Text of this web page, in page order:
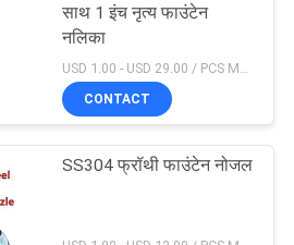
साथ 1 इंच नृत्य फाउंटेन
नलिका
CONTACT
SS304 फ्रॉथी फाउंटेन नोजल